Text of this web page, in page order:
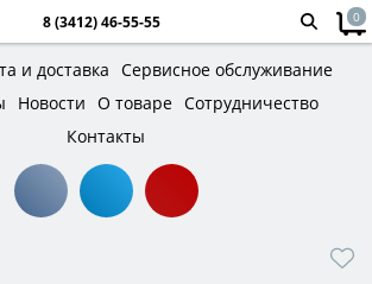
8 (3412) 46-55-55 0
и доставка Сервисное обслуживание
Новости О товаре Сотрудничество
Контакты